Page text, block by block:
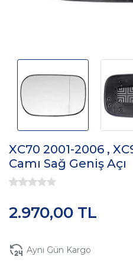
XC70 2001-2006 ,
Camı Sağ Geniş Açı
2.970,00 TL
Aynı Gün Kargo